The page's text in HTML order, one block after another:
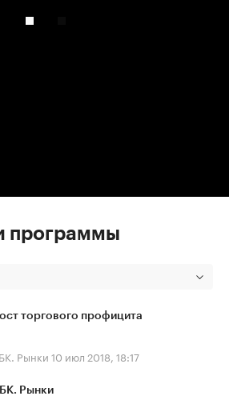
программы
торгового профицита
Рынки 10 июл 2018, 18:17
Рынки